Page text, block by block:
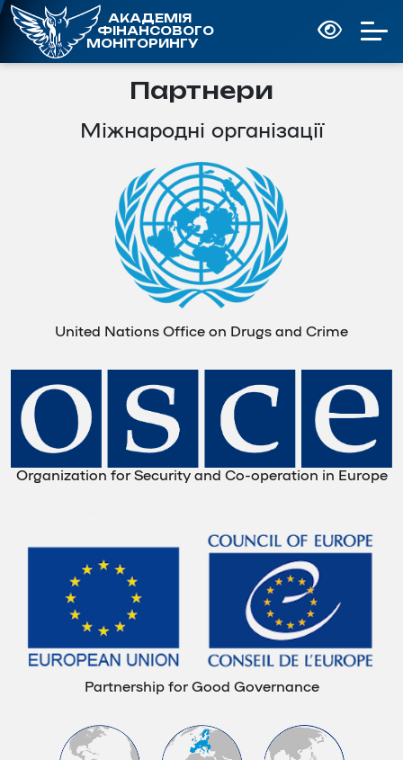
АКАДЕМІЯ
ФІНАНСОВОГО
МОНІТОРИНГУ
Партнери
Міжнародні організації
United Nations Office on Drugs and Crime
Organization for Security and Co-operation in Europe
Partnership for Good Governance